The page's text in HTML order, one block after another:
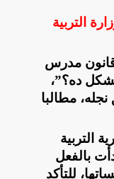
التربية
قانون مدرس
ده؟”،
مطالبا
التربية
بالفعل
للتأكد